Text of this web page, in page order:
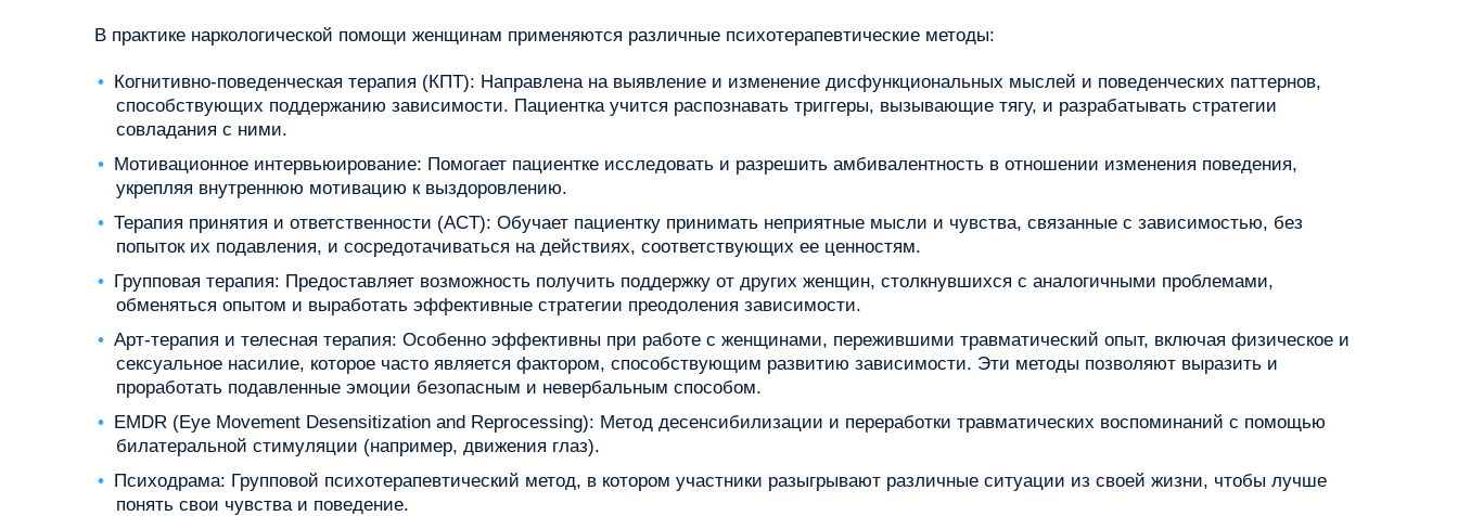
В практике наркологической помощи женщинам применяются различные психотерапевтические методы:
Когнитивно-поведенческая терапия (КПТ): Направлена на выявление и изменение дисфункциональных мыслей и поведенческих паттернов,
способствующих поддержанию зависимости. Пациентка учится распознавать триггеры, вызывающие тягу, и разрабатывать стратегии
совладания с ними.
Мотивационное интервьюирование: Помогает пациентке исследовать и разрешить амбивалентность в отношении изменения поведения,
укрепляя внутреннюю мотивацию к выздоровлению.
Терапия принятия и ответственности (ACT): Обучает пациентку принимать неприятные мысли и чувства, связанные с зависимостью, без
попыток их подавления, и сосредотачиваться на действиях, соответствующих ее ценностям.
Групповая терапия: Предоставляет возможность получить поддержку от других женщин, столкнувшихся с аналогичными проблемами,
обменяться опытом и выработать эффективные стратегии преодоления зависимости.
Арт-терапия и телесная терапия: Особенно эффективны при работе с женщинами, пережившими травматический опыт, включая физическое и
сексуальное насилие, которое часто является фактором, способствующим развитию зависимости. Эти методы позволяют выразить и
проработать подавленные эмоции безопасным и невербальным способом.
EMDR (Eye Movement Desensitization and Reprocessing): Метод десенсибилизации и переработки травматических воспоминаний с помощью
билатеральной стимуляции (например, движения глаз).
Психодрама: Групповой психотерапевтический метод, в котором участники разыгрывают различные ситуации из своей жизни, чтобы лучше
понять свои чувства и поведение.